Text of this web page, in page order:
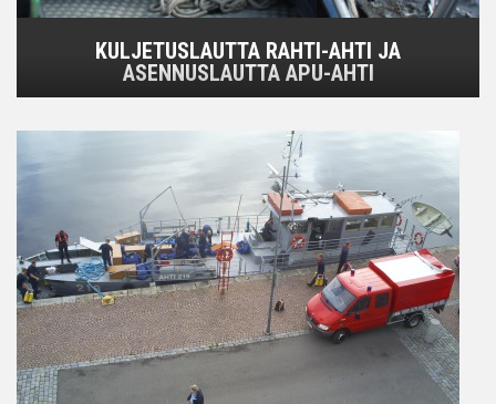
KULJETUSLAUTTA RAHTI-AHTI JA
ASENNUSLAUTTA APU-AHTI